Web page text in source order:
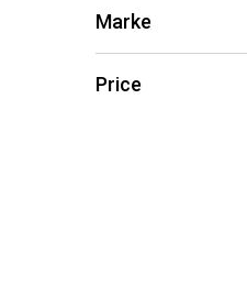
Marke
Price